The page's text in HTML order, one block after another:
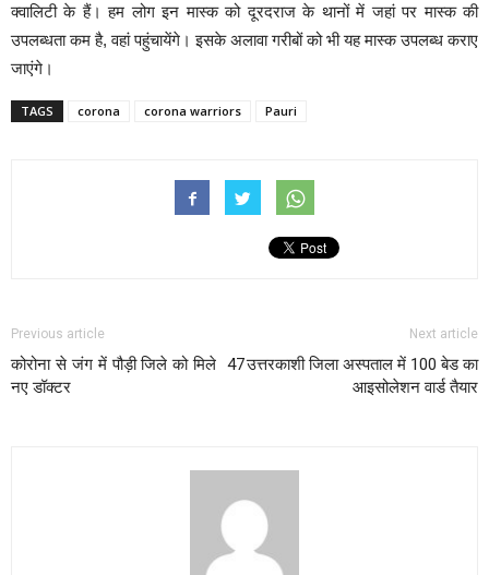
क्वालिटी के हैं। हम लोग इन मास्क को दूरदराज के थानों में जहां पर मास्क की
उपलब्धता कम है, वहां पहुंचायेंगे। इसके अलावा गरीबों को भी यह मास्क उपलब्ध कराए
जाएंगे।
TAGS corona corona warriors Pauri
Previous article
कोरोना से जंग में पौड़ी जिले को मिले 47
नए डॉक्टर
Next article
उत्तरकाशी जिला अस्पताल में 100 बेड का
आइसोलेशन वार्ड तैयार